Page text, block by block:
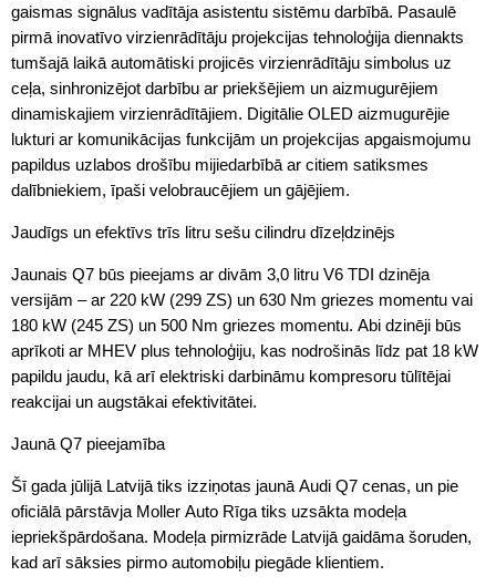
gaismas signālus vadītāja asistentu sistēmu darbībā. Pasaulē
pirmā inovatīvo virzienrādītāju projekcijas tehnoloģija diennakts
tumšajā laikā automātiski projicēs virzienrādītāju simbolus uz
ceļa, sinhronizējot darbību ar priekšējiem un aizmugurējiem
dinamiskajiem virzienrādītājiem. Digitālie OLED aizmugurējie
lukturi ar komunikācijas funkcijām un projekcijas apgaismojumu
papildus uzlabos drošību mijiedarbībā ar citiem satiksmes
dalībniekiem, īpaši velobraucējiem un gājējiem.
Jaudīgs un efektīvs trīs litru sešu cilindru dīzeļdzinējs
Jaunais Q7 būs pieejams ar divām 3,0 litru V6 TDI dzinēja
versijām – ar 220 kW (299 ZS) un 630 Nm griezes momentu vai
180 kW (245 ZS) un 500 Nm griezes momentu. Abi dzinēji būs
aprīkoti ar MHEV plus tehnoloģiju, kas nodrošinās līdz pat 18 kW
papildu jaudu, kā arī elektriski darbināmu kompresoru tūlītējai
reakcijai un augstākai efektivitātei.
Jaunā Q7 pieejamība
Šī gada jūlijā Latvijā tiks izziņotas jaunā Audi Q7 cenas, un pie
oficiālā pārstāvja Moller Auto Rīga tiks uzsākta modeļa
iepriekšpārdošana. Modeļa pirmizrāde Latvijā gaidāma šoruden,
kad arī sāksies pirmo automobiļu piegāde klientiem.